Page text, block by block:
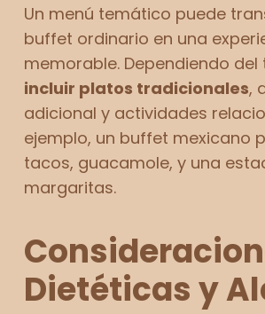
Un menú temático puede
buffet ordinario en una
memorable. Dependiendo del
incluir platos tradicionales,
adicional y actividades
ejemplo, un buffet mexicano
tacos, guacamole, y una
margaritas.
Dietéticas y